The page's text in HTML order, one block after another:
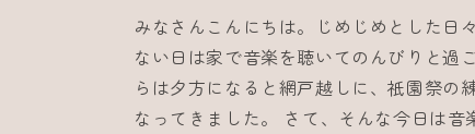
みなさんこんにちは。じめじめとした日
ない日は家で音楽を聴いてのんびりと過
らは夕方になると網戸越しに、祇園祭の
なってきました。 さて、そんな今日は